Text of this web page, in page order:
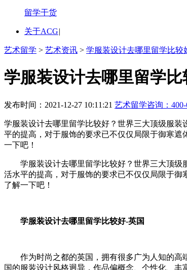
留学干货
关于ACG|
艺术留学 > 艺术资讯 > 学服装设计去哪里留学比较
学服装设计去哪里留学比
发布时间：2021-12-27 10:11:21 艺术留学咨询：
学服装设计去哪里留学比较好？世界三大顶级服
平的提高，对于服饰的要求已不仅仅局限于御寒
一下吧！
学服装设计去哪里留学比较好？世界三大顶级
活水平的提高，对于服饰的要求已不仅仅局限于
了解一下吧！
学服装设计去哪里留学比较好-英国
作为时尚之都的英国，拥有很多广为人知的高
国的服装设计风格迥异，作品偏概念、个性化、